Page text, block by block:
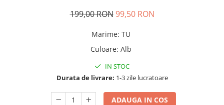
199,00 RON 99,50 RON
Marime: TU
Culoare: Alb
IN STOC
Durata de livrare: 1-3 zile lucratoare
ADAUGA IN COS